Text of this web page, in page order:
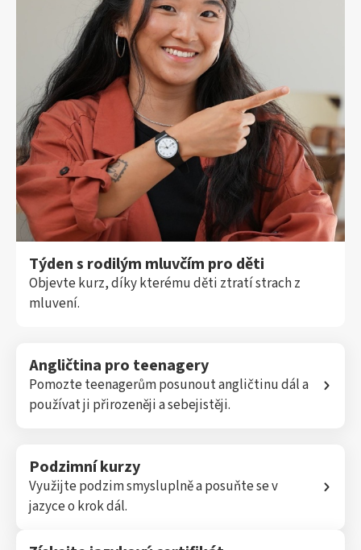
Týden s rodilým mluvčím pro děti
Objevte kurz, díky kterému děti ztratí strach z
mluvení.
Angličtina pro teenagery
Pomozte teenagerům posunout angličtinu dál a
používat ji přirozeněji a sebejistěji.
Podzimní kurzy
Využijte podzim smysluplně a posuňte se v
jazyce o krok dál.